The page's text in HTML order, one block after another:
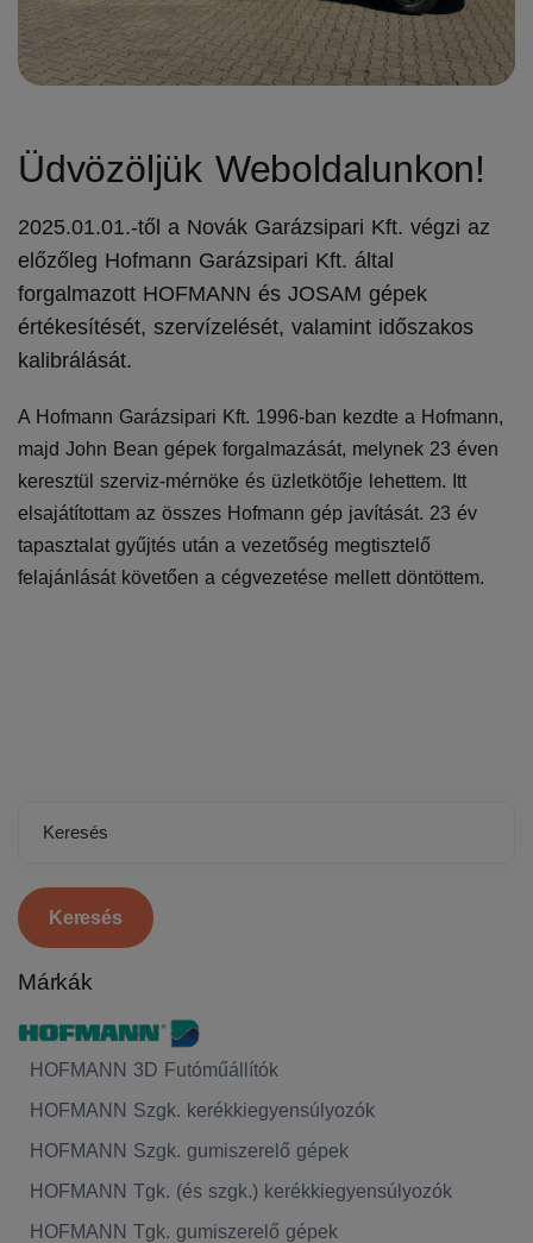
Üdvözöljük Weboldalunkon!
2025.01.01.-től a Novák Garázsipari Kft. végzi az
előzőleg Hofmann Garázsipari Kft. által
forgalmazott HOFMANN és JOSAM gépek
értékesítését, szervízelését, valamint időszakos
kalibrálását.
A Hofmann Garázsipari Kft. 1996-ban kezdte a Hofmann,
majd John Bean gépek forgalmazását, melynek 23 éven
keresztül szerviz-mérnöke és üzletkötője lehettem. Itt
elsajátítottam az összes Hofmann gép javítását. 23 év
tapasztalat gyűjtés után a vezetőség megtisztelő
felajánlását követően a cégvezetése mellett döntöttem.
Keresés
Márkák
HOFMANN 3D Futóműállítók
HOFMANN Szgk. kerékkiegyensúlyozók
HOFMANN Szgk. gumiszerelő gépek
HOFMANN Tgk. (és szgk.) kerékkiegyensúlyozók
HOFMANN Tgk. gumiszerelő gépek